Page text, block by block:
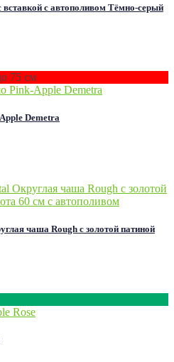
с автополивом Тёмно-серый
75 см
Demetra
чаша Rough с золотой патиной